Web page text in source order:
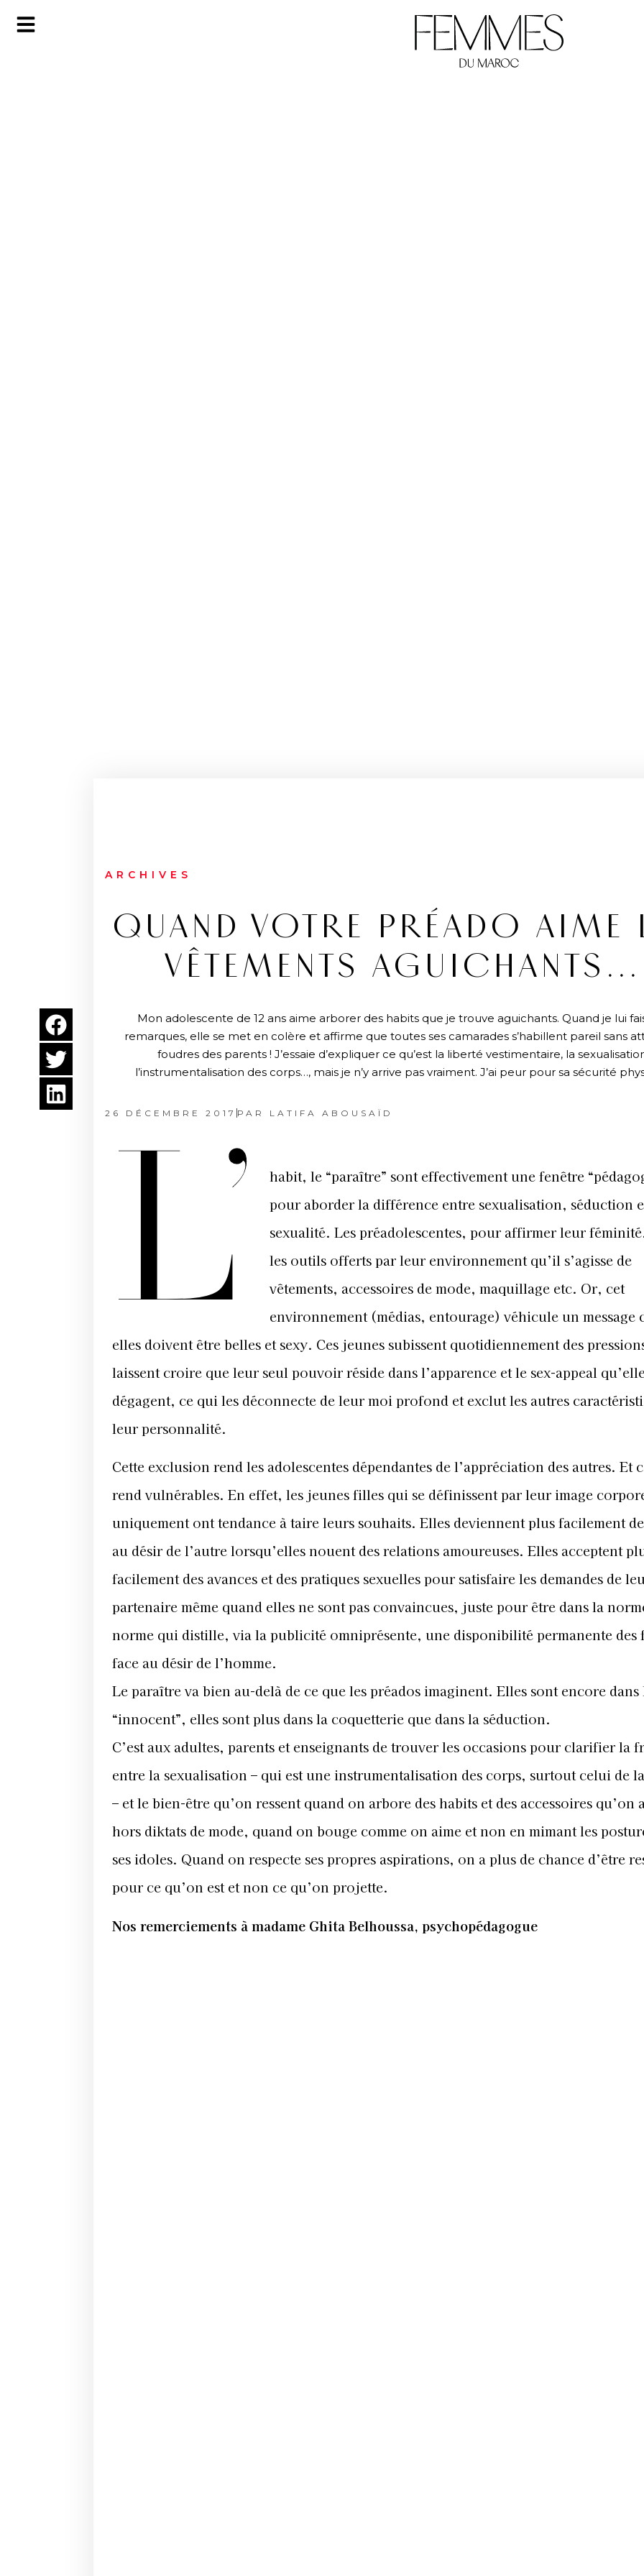
ARCHIVES
QUAND VOTRE PRÉADO AIME
VÊTEMENTS AGUICHANTS…
Mon adolescente de 12 ans aime arborer des habits que je trouve aguichants. Quand je lui
remarques, elle se met en colère et affirme que toutes ses camarades s’habillent pareil sans
foudres des parents ! J’essaie d’expliquer ce qu’est la liberté vestimentaire, la
l’instrumentalisation des corps…, mais je n’y arrive pas vraiment. J’ai peur pour sa sécurité
26 DÉCEMBRE 2017 PAR LATIFA ABOUSAÏD
L’
habit, le “paraître” sont effectivement une fenêtre
pour aborder la différence entre sexualisation, séduction
sexualité. Les préadolescentes, pour affirmer leur
les outils offerts par leur environnement qu’il s’agisse de
vêtements, accessoires de mode, maquillage etc. Or, cet
environnement (médias, entourage) véhicule un message
elles doivent être belles et sexy. Ces jeunes subissent quotidiennement des
laissent croire que leur seul pouvoir réside dans l’apparence et le sex-appeal
dégagent, ce qui les déconnecte de leur moi profond et exclut les autres
leur personnalité.
Cette exclusion rend les adolescentes dépendantes de l’appréciation des autres. Et
rend vulnérables. En effet, les jeunes filles qui se définissent par leur image
uniquement ont tendance à taire leurs souhaits. Elles deviennent plus facilement
au désir de l’autre lorsqu’elles nouent des relations amoureuses. Elles acceptent
facilement des avances et des pratiques sexuelles pour satisfaire les demandes de
partenaire même quand elles ne sont pas convaincues, juste pour être dans la
norme qui distille, via la publicité omniprésente, une disponibilité permanente des
face au désir de l’homme.
Le paraître va bien au-delà de ce que les préados imaginent. Elles sont encore
“innocent”, elles sont plus dans la coquetterie que dans la séduction.
C’est aux adultes, parents et enseignants de trouver les occasions pour clarifier la
entre la sexualisation – qui est une instrumentalisation des corps, surtout celui de
– et le bien-être qu’on ressent quand on arbore des habits et des accessoires qu’on
hors diktats de mode, quand on bouge comme on aime et non en mimant les
ses idoles. Quand on respecte ses propres aspirations, on a plus de chance d’être
pour ce qu’on est et non ce qu’on projette.
Nos remerciements à madame Ghita Belhoussa, psychopédagogue